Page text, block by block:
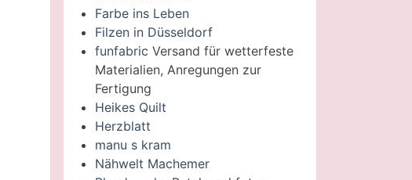
Farbe ins Leben
Filzen in Düsseldorf
funfabric Versand für wetterfeste
Materialien, Anregungen zur
Fertigung
Heikes Quilt
Herzblatt
manu s kram
Nähwelt Machemer